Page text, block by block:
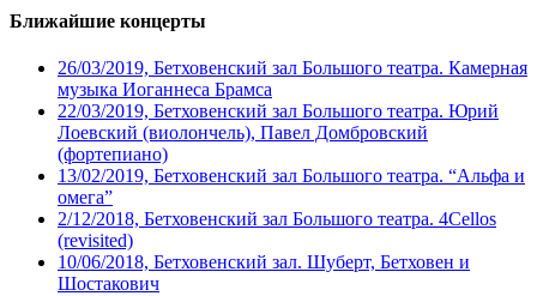
Ближайшие концерты
26/03/2019, Бетховенский зал Большого театра. Камерная
музыка Иоганнеса Брамса
22/03/2019, Бетховенский зал Большого театра. Юрий
Лоевский (виолончель), Павел Домбровский
(фортепиано)
13/02/2019, Бетховенский зал Большого театра. “Альфа и
омега”
2/12/2018, Бетховенский зал Большого театра. 4Cellos
(revisited)
10/06/2018, Бетховенский зал. Шуберт, Бетховен и
Шостакович